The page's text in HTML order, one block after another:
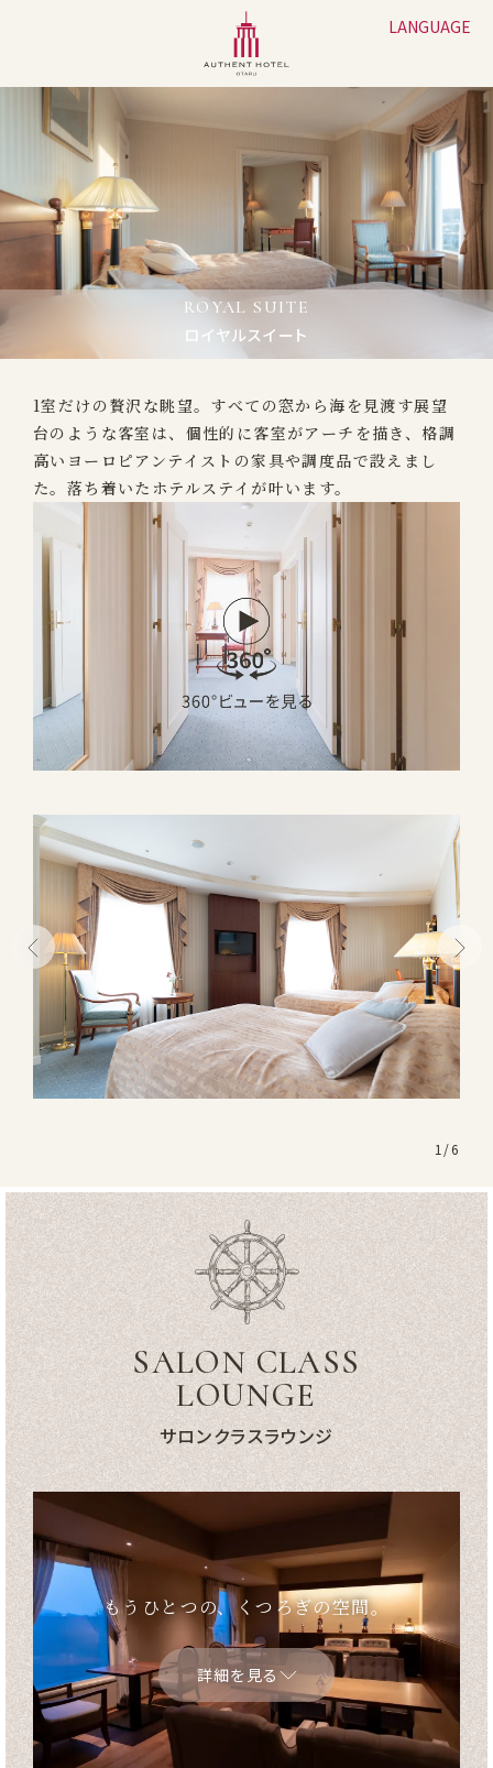
LANGUAGE
ROYAL SUITE
ロイヤルスイート
1室だけの贅沢な眺望。すべての窓から海を見渡す展望
台のような客室は、個性的に客室がアーチを描き、格調
高いヨーロピアンテイストの家具や調度品で設えまし
た。落ち着いたホテルステイが叶います。
1 /6
SALON CLASS
LOUNGE
サロンクラスラウンジ
もうひとつの、くつろぎの空間。
詳細を見る